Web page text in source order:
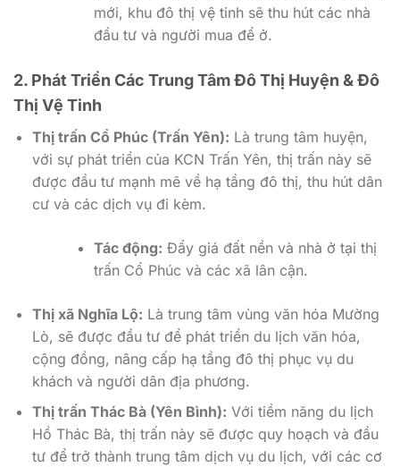
mới, khu đô thị vệ tinh sẽ thu hút các nhà
đầu tư và người mua để ở.
2. Phát Triển Các Trung Tâm Đô Thị Huyện & Đô
Thị Vệ Tinh
Thị trấn Cổ Phúc (Trấn Yên): Là trung tâm huyện,
với sự phát triển của KCN Trấn Yên, thị trấn này sẽ
được đầu tư mạnh mẽ về hạ tầng đô thị, thu hút dân
cư và các dịch vụ đi kèm.
Tác động: Đẩy giá đất nền và nhà ở tại thị
trấn Cổ Phúc và các xã lân cận.
Thị xã Nghĩa Lộ: Là trung tâm vùng văn hóa Mường
Lò, sẽ được đầu tư để phát triển du lịch văn hóa,
cộng đồng, nâng cấp hạ tầng đô thị phục vụ du
khách và người dân địa phương.
Thị trấn Thác Bà (Yên Bình): Với tiềm năng du lịch
Hồ Thác Bà, thị trấn này sẽ được quy hoạch và đầu
tư để trở thành trung tâm dịch vụ du lịch, với các cơ